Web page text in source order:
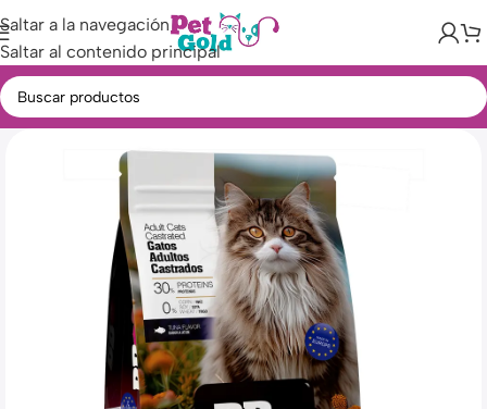
Saltar a la navegación
Saltar al contenido principal